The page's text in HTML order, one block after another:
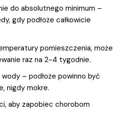
do absolutnego minimum –
gdy podłoże całkowicie
pomieszczenia, może
raz na 2-4 tygodnie.
wody – podłoże powinno być
nigdy mokre.
aby zapobiec chorobom